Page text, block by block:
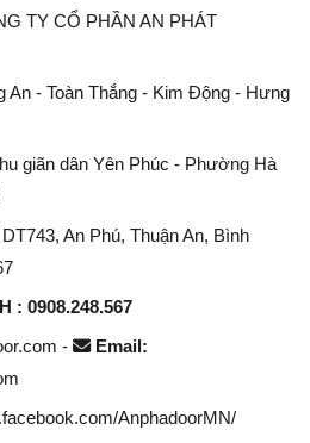
TY CỔ PHẦN AN PHÁT
An - Toàn Thắng - Kim Động - Hưng
giãn dân Yên Phúc - Phường Hà
An Phú, Thuận An, Bình
: 0908.248.567
-
Email:
AnphadoorMN/